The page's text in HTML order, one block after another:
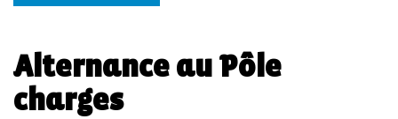
Alternance au Pôle
charges